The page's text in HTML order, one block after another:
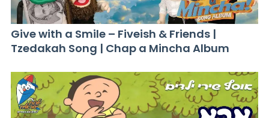
Give with a Smile – Fiveish & Friends |
Tzedakah Song | Chap a Mincha Album